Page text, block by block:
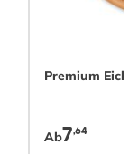
Premium
Ab7,64